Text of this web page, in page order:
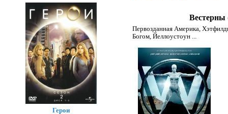
Вестерны
Первозданная Америка,
Богом, Йеллоустоун ...
Герои